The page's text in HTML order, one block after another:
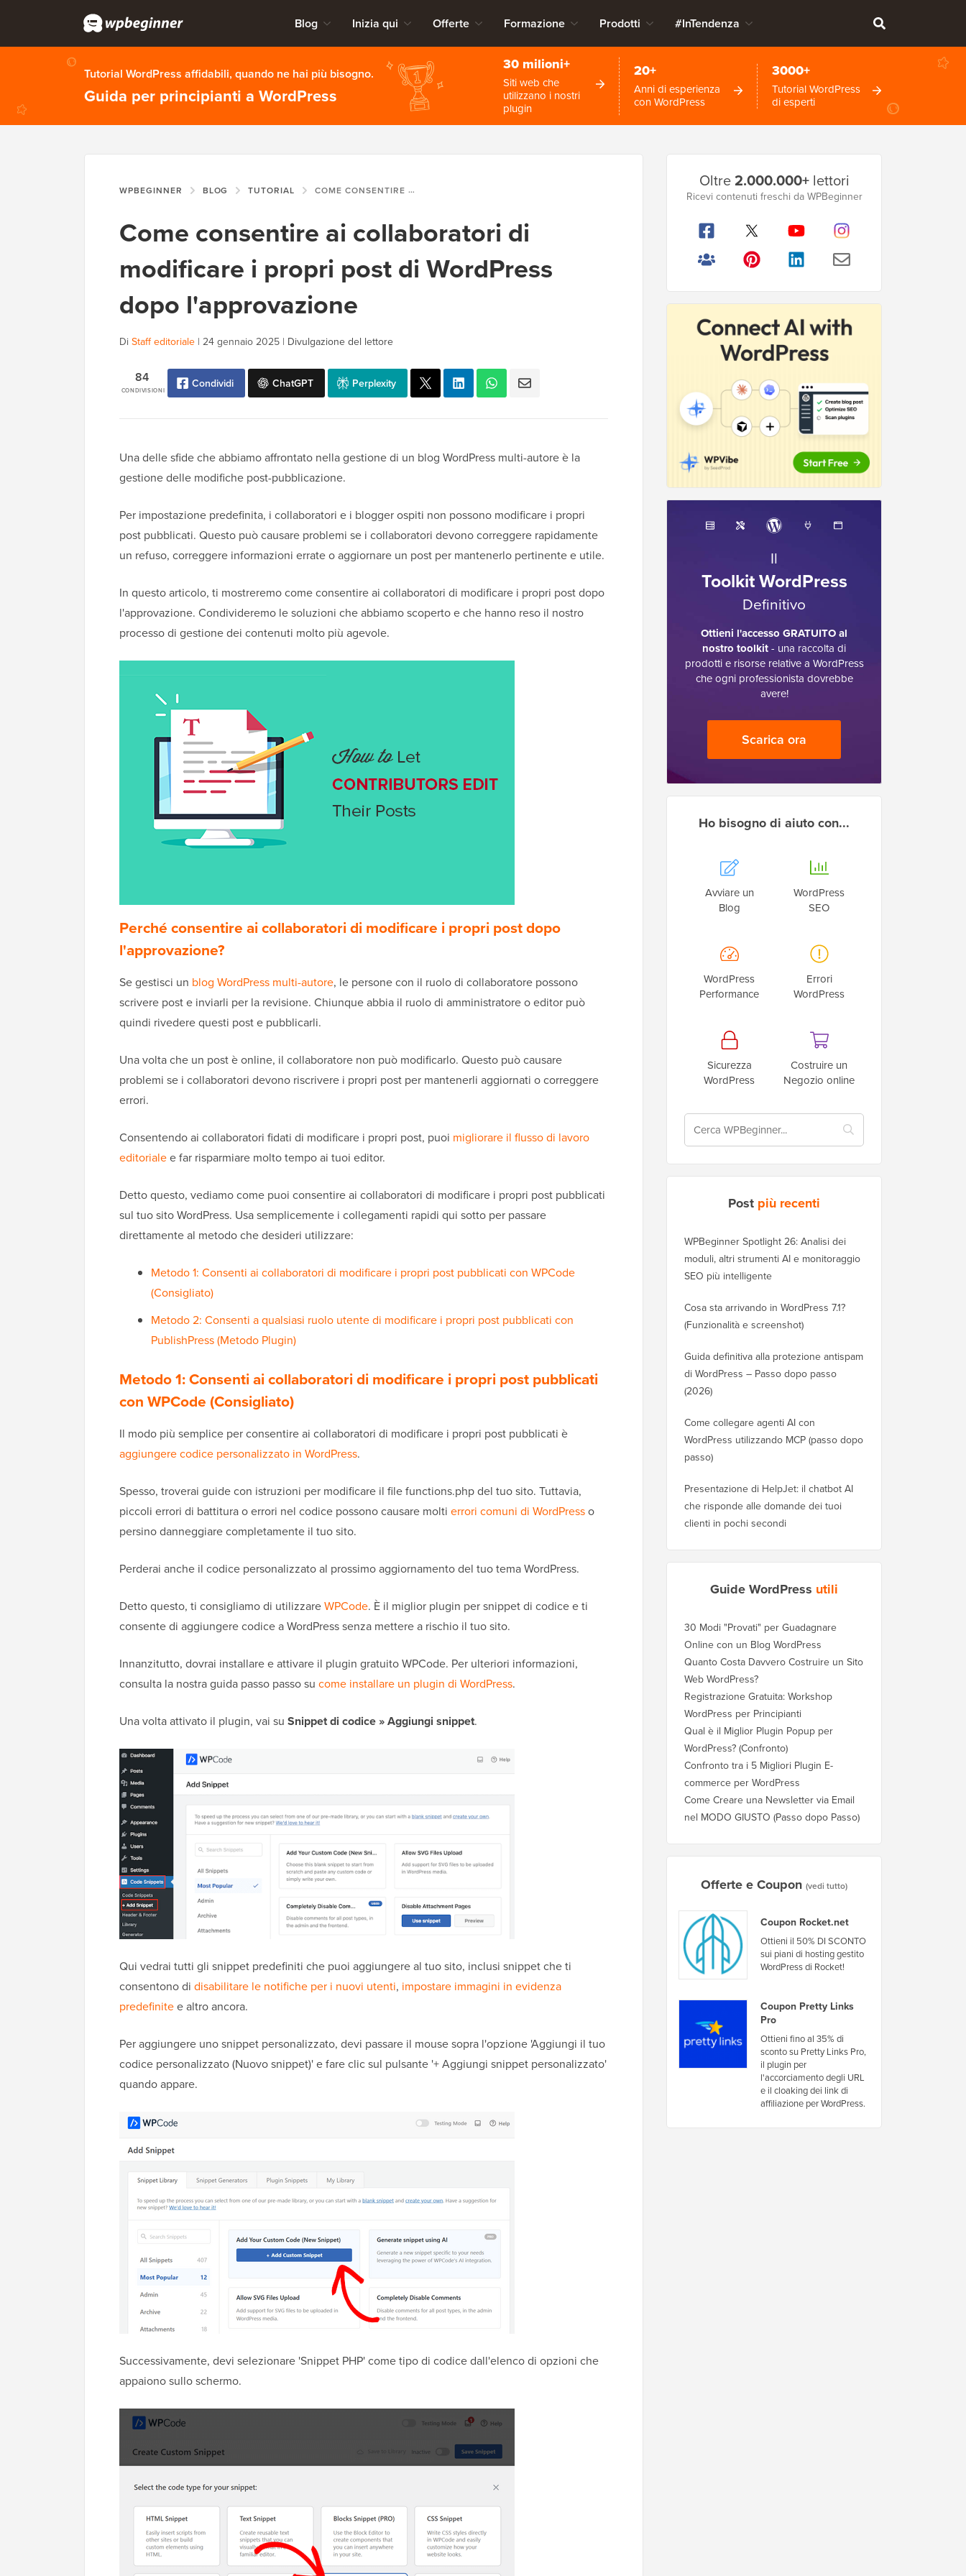
Blog Inizia qui Offerte Formazione Prodotti #InTendenza
Tutorial WordPress affidabili, quando ne hai più bisogno.
Guida per principianti a WordPress
30 milioni+
Siti web che
utilizzano i nostri
plugin
20+
Anni di esperienza
con WordPress
3000+
Tutorial WordPress
di esperti
WPBEGINNER BLOG TUTORIAL COME CONSENTIRE AI COLLABORATORI DI MODIFICARE I PROPRI POST DI WORDPRESS DOPO L'APPROVAZIONE
Come consentire ai collaboratori di
modificare i propri post di WordPress
dopo l'approvazione
DiStaff editoriale | 24 gennaio 2025 | Divulgazione del lettore
CONDIVISIONI
84 Condividi ChatGPT Perplexity
Una delle sfide che abbiamo affrontato nella gestione di un blog WordPress multi-autore è la
gestione delle modifiche post-pubblicazione.
Per impostazione predefinita, i collaboratori e i blogger ospiti non possono modificare i propri
post pubblicati. Questo può causare problemi se i collaboratori devono correggere rapidamente
un refuso, correggere informazioni errate o aggiornare un post per mantenerlo pertinente e utile.
In questo articolo, ti mostreremo come consentire ai collaboratori di modificare i propri post dopo
l'approvazione. Condivideremo le soluzioni che abbiamo scoperto e che hanno reso il nostro
processo di gestione dei contenuti molto più agevole.
Perché consentire ai collaboratori di modificare i propri post dopo
l'approvazione?
Se gestisci un blog WordPress multi-autore, le persone con il ruolo di collaboratore possono
scrivere post e inviarli per la revisione. Chiunque abbia il ruolo di amministratore o editor può
quindi rivedere questi post e pubblicarli.
Una volta che un post è online, il collaboratore non può modificarlo. Questo può causare
problemi se i collaboratori devono riscrivere i propri post per mantenerli aggiornati o correggere
errori.
Consentendo ai collaboratori fidati di modificare i propri post, puoi migliorare il flusso di lavoro
editorialee far risparmiare molto tempo ai tuoi editor.
Detto questo, vediamo come puoi consentire ai collaboratori di modificare i propri post pubblicati
sul tuo sito WordPress. Usa semplicemente i collegamenti rapidi qui sotto per passare
direttamente al metodo che desideri utilizzare:
Metodo 1: Consenti ai collaboratori di modificare i propri post pubblicati con WPCode
(Consigliato)
Metodo 2: Consenti a qualsiasi ruolo utente di modificare i propri post pubblicati con
PublishPress (Metodo Plugin)
Metodo 1: Consenti ai collaboratori di modificare i propri post pubblicati
con WPCode (Consigliato)
Il modo più semplice per consentire ai collaboratori di modificare i propri post pubblicati è
aggiungere codice personalizzato in WordPress.
Spesso, troverai guide con istruzioni per modificare il file functions.php del tuo sito. Tuttavia,
piccoli errori di battitura o errori nel codice possono causare molti errori comuni di WordPresso
persino danneggiare completamente il tuo sito.
Perderai anche il codice personalizzato al prossimo aggiornamento del tuo tema WordPress.
Detto questo, ti consigliamo di utilizzareWPCode. È il miglior plugin per snippet di codice e ti
consente di aggiungere codice a WordPress senza mettere a rischio il tuo sito.
Innanzitutto, dovrai installare e attivare il plugin gratuito WPCode. Per ulteriori informazioni,
consulta la nostra guida passo passo su come installare un plugin di WordPress.
Una volta attivato il plugin, vai su Snippet di codice » Aggiungi snippet.
Qui vedrai tutti gli snippet predefiniti che puoi aggiungere al tuo sito, inclusi snippet che ti
consentono di disabilitare le notifiche per i nuovi utenti, impostare immagini in evidenza
predefinitee altro ancora.
Per aggiungere uno snippet personalizzato, devi passare il mouse sopra l'opzione 'Aggiungi il tuo
codice personalizzato (Nuovo snippet)' e fare clic sul pulsante '+ Aggiungi snippet personalizzato'
quando appare.
Successivamente, devi selezionare 'Snippet PHP' come tipo di codice dall'elenco di opzioni che
appaiono sullo schermo.
laterale
principale
Oltre2.000.000+lettori
Ricevi contenuti freschi da WPBeginner
Il
Toolkit WordPress
Definitivo
Ottieni l'accesso GRATUITO al
nostro toolkit- una raccolta di
prodotti e risorse relative a WordPress
che ogni professionista dovrebbe
avere!
Scarica ora
Ho bisogno di aiuto con...
Avviare un
Blog
WordPress
SEO
WordPress
Performance
Errori
WordPress
Sicurezza
WordPress
Costruire un
Negozio online
Post più recenti
WPBeginner Spotlight 26: Analisi dei
moduli, altri strumenti AI e monitoraggio
SEO più intelligente
Cosa sta arrivando in WordPress 7.1?
(Funzionalità e screenshot)
Guida definitiva alla protezione antispam
di WordPress – Passo dopo passo
(2026)
Come collegare agenti AI con
WordPress utilizzando MCP (passo dopo
passo)
Presentazione di HelpJet: il chatbot AI
che risponde alle domande dei tuoi
clienti in pochi secondi
Guide WordPress utili
30 Modi "Provati" per Guadagnare
Online con un Blog WordPress
Quanto Costa Davvero Costruire un Sito
Web WordPress?
Registrazione Gratuita: Workshop
WordPress per Principianti
Qual è il Miglior Plugin Popup per
WordPress? (Confronto)
Confronto tra i 5 Migliori Plugin E-
commerce per WordPress
Come Creare una Newsletter via Email
nel MODO GIUSTO (Passo dopo Passo)
Offerte e Coupon (vedi tutto)
Coupon Rocket.net
Ottieni il 50% DI SCONTO
sui piani di hosting gestito
WordPress di Rocket!
Coupon Pretty Links
Pro
Ottieni fino al 35% di
sconto su Pretty Links Pro,
il plugin per
l'accorciamento degli URL
e il cloaking dei link di
affiliazione per WordPress.